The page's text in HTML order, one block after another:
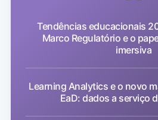
Tendências educacionais
Marco Regulatório e o
imersiva
Learning Analytics e o novo
EaD: dados a serviço